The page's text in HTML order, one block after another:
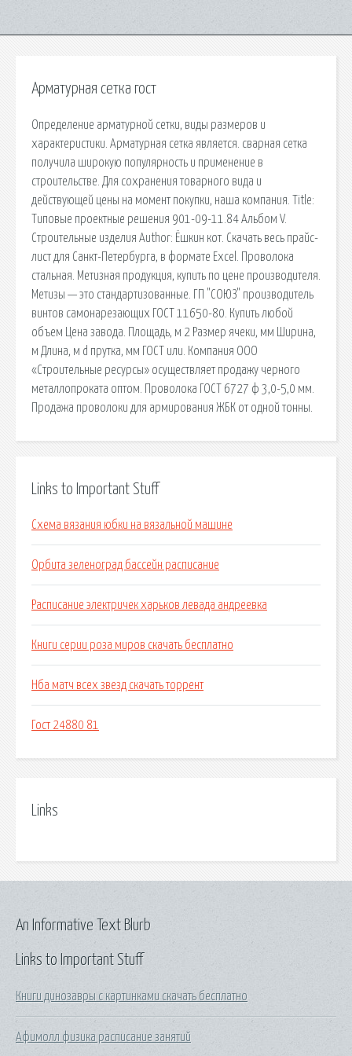
Арматурная сетка гост
Определение арматурной сетки, виды размеров и
характеристики. Арматурная сетка является. cварная сетка
получила широкую популярность и применение в
строительстве. Для сохранения товарного вида и
действующей цены на момент покупки, наша компания. Title:
Типовые проектные решения 901-09-11.84 Альбом V.
Строительные изделия Author: Ёшкин кот. Скачать весь прайс-
лист для Санкт-Петербурга, в формате Excel. Проволока
стальная. Метизная продукция, купить по цене производителя.
Метизы — это стандартизованные. ГП "СОЮЗ" производитель
винтов самонарезающих ГОСТ 11650-80. Купить любой
объем Цена завода. Площадь, м 2 Размер ячеки, мм Ширина,
м Длина, м d прутка, мм ГОСТ или. Компания ООО
«Строительные ресурсы» осуществляет продажу черного
металлопроката оптом. Проволока ГОСТ 6727 ф 3,0-5,0 мм.
Продажа проволоки для армирования ЖБК от одной тонны.
Links to Important Stuff
Схема вязания юбки на вязальной машине
Орбита зеленоград бассейн расписание
Расписание электричек харьков левада андреевка
Книги серии роза миров скачать бесплатно
Нба матч всех звезд скачать торрент
Гост 24880 81
Links
Links to Important Stuff
Книги динозавры с картинками скачать бесплатно
Афимолл физика расписание занятий
An Informative Text Blurb